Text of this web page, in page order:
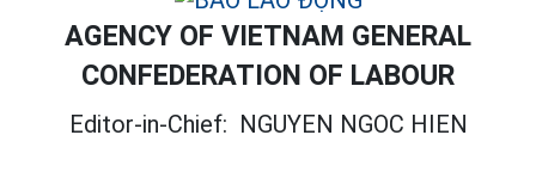
AGENCY OF VIETNAM GENERAL
CONFEDERATION OF LABOUR
Editor-in-Chief: NGUYEN NGOC HIEN